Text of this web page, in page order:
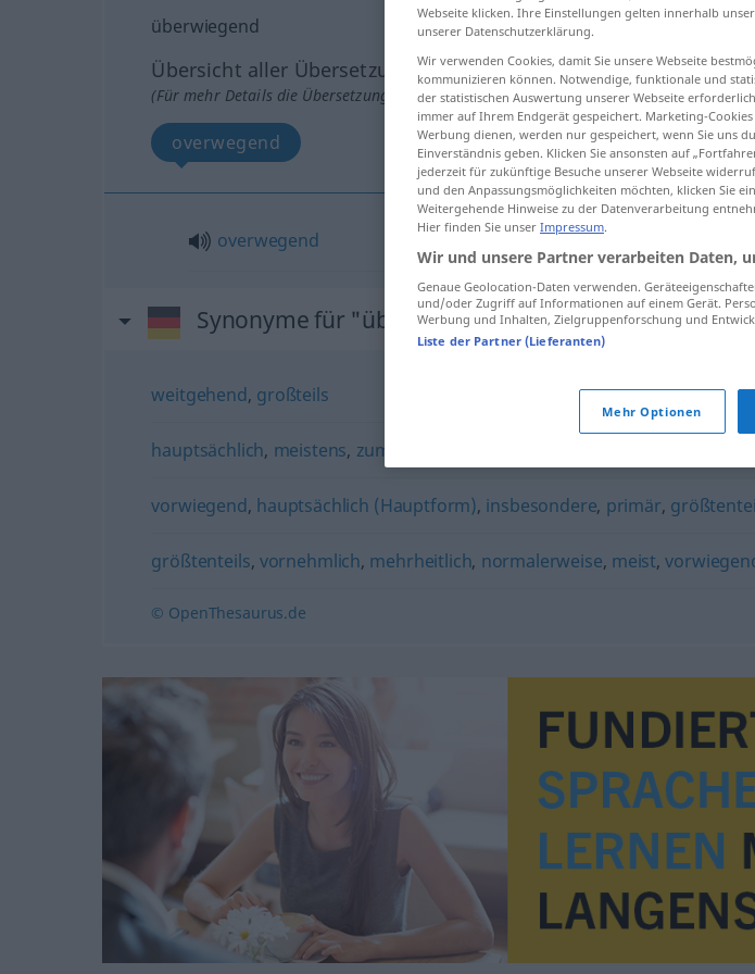
überwiegend
Übersicht aller Übersetzungen
(Für mehr Details die Übersetzung anklicken/antippen)
overwegend
overwegend
Synonyme für "überwiegend"
weitgehend, großteils
hauptsächlich, meistens, zumeist
vorwiegend, hauptsächlich (Hauptform), insbesondere, primär,
größtenteils, vornehmlich, mehrheitlich, normalerweise, meist,
© OpenThesaurus.de
Webseite klicken. Ihre Einstellungen gelten innerhalb
unserer Datenschutzerklärung.
Wir verwenden Cookies, damit Sie unsere Webseite
kommunizieren können. Notwendige, funktionale und
der statistischen Auswertung unserer Webseite
immer auf Ihrem Endgerät gespeichert. Marketing-
Werbung dienen, werden nur gespeichert, wenn Sie uns
Einverständnis geben. Klicken Sie ansonsten auf
jederzeit für zukünftige Besuche unserer Webseite
und den Anpassungsmöglichkeiten möchten, klicken Sie
Weitergehende Hinweise zu der Datenverarbeitung
Hier finden Sie unser Impressum.
Wir und unsere Partner verarbeiten Daten,
Genaue Geolocation-Daten verwenden.
und/oder Zugriff auf Informationen auf einem Gerät.
Werbung und Inhalten, Zielgruppenforschung und
Liste der Partner (Lieferanten)
Mehr Optionen